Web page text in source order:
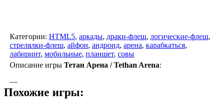
Категории: HTML5, аркады, драки-флеш, логические-флеш,
стрелялки-флеш, айфон, андроид, арена, карабкаться,
лабиринт, мобильные, планшет, совы
Описание игры Тетан Арена / Tethan Arena:
—
Похожие игры: